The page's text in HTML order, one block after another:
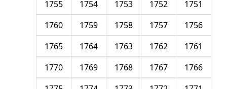
1751
1752
1753
1754
1755
1756
1757
1758
1759
1760
1761
1762
1763
1764
1765
1766
1767
1768
1769
1770